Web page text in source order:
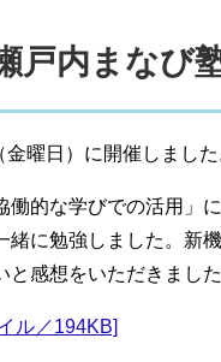
内まなび
曜日）に開催しました
的な学びでの活用」
に勉強しました。新
感想をいただきました
ル／194KB]